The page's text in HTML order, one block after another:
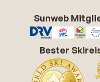
Sunweb
Bester